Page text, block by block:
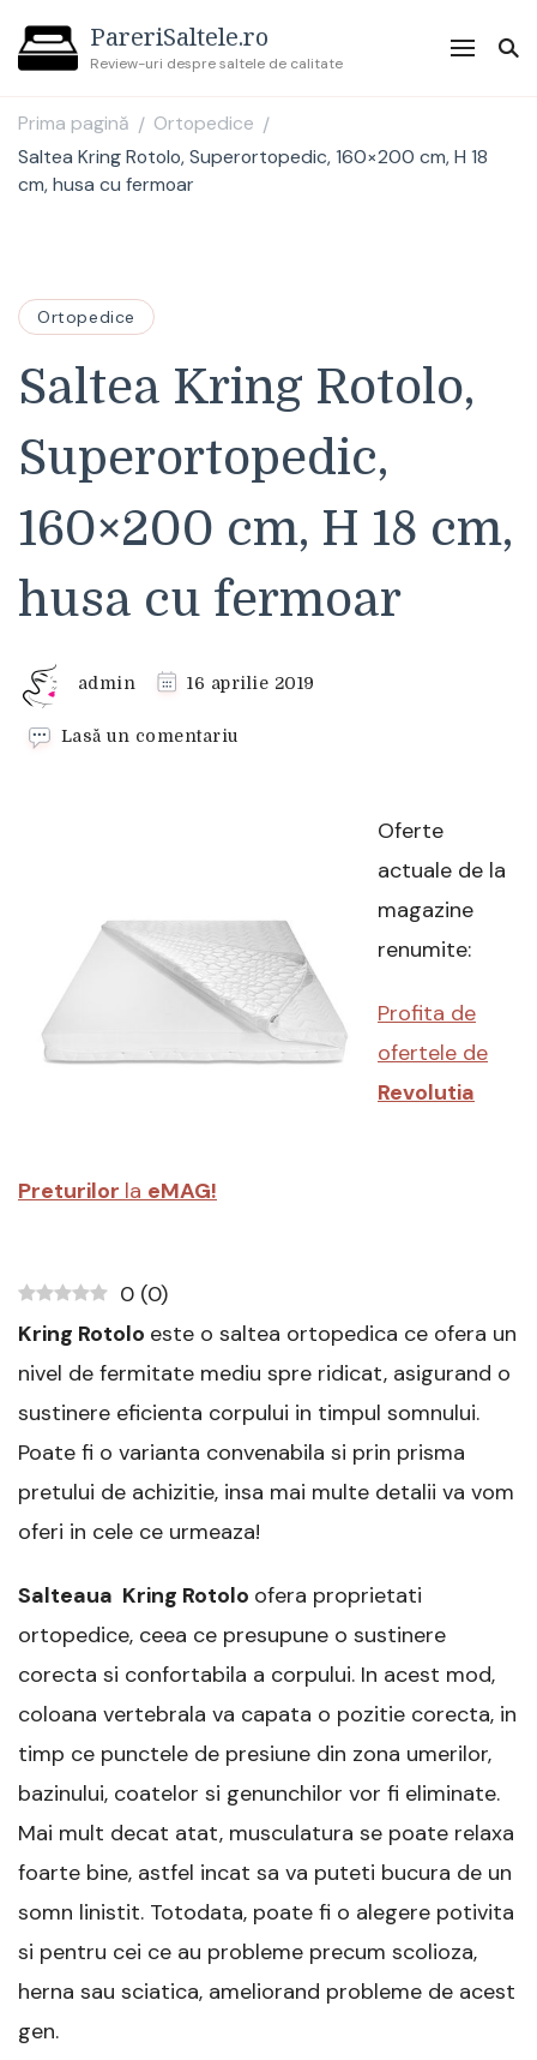
PareriSaltele.ro
Review-uri despre saltele de calitate
Prima pagină / Ortopedice /
Saltea Kring Rotolo, Superortopedic, 160×200 cm, H 18
cm, husa cu fermoar
Ortopedice
Saltea Kring Rotolo,
Superortopedic,
160×200 cm, H 18 cm,
husa cu fermoar
admin 16 aprilie 2019
Lasă un comentariu
cm,
husa
cu
fermoar
Oferte
actuale de la
magazine
renumite:
Profita de
ofertele de
Revolutia
Preturilor la eMAG!
0 (0)
Kring Rotolo este o saltea ortopedica ce ofera un
nivel de fermitate mediu spre ridicat, asigurand o
sustinere eficienta corpului in timpul somnului.
Poate fi o varianta convenabila si prin prisma
pretului de achizitie, insa mai multe detalii va vom
oferi in cele ce urmeaza!
Salteaua Kring Rotolo ofera proprietati
ortopedice, ceea ce presupune o sustinere
corecta si confortabila a corpului. In acest mod,
coloana vertebrala va capata o pozitie corecta, in
timp ce punctele de presiune din zona umerilor,
bazinului, coatelor si genunchilor vor fi eliminate.
Mai mult decat atat, musculatura se poate relaxa
foarte bine, astfel incat sa va puteti bucura de un
somn linistit. Totodata, poate fi o alegere potivita
si pentru cei ce au probleme precum scolioza,
herna sau sciatica, ameliorand probleme de acest
gen.